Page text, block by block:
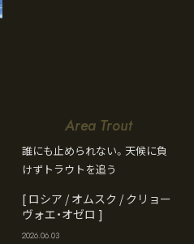
Area Trout
誰にも止められない。天候に負
けずトラウトを追う
[ ロシア / オムスク / クリョー
ヴォエ・オゼロ ]
2026.06.03